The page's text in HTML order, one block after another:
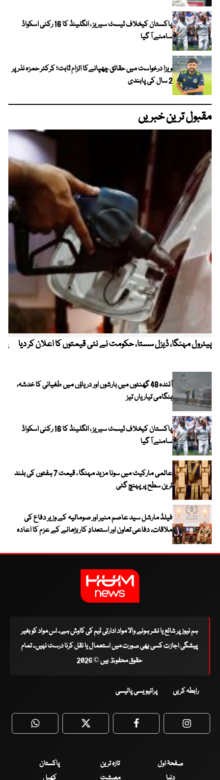
پاکستان کیخلاف ٹیسٹ سیریز ، انگلینڈ کا 16 رکنی اسکواڈ
سامنے آ گیا
ویزا درخواست میں حقائق چھپانےکا الزام ثابت؛ کرکٹر حمزہ نذر پر
2 سال کی پابندی
مقبول ترین خبریں
پیٹرول مہنگا، ڈیزل سستا، حکومت نے نئی قیمتوں کا اعلان کر دیا
آئندہ 48 گھنٹوں میں بارشوں اور دریاؤں میں طغیانی کا خدشہ،
ہنگامی تیاریاں تیز
پاکستان کیخلاف ٹیسٹ سیریز ، انگلینڈ کا 16 رکنی اسکواڈ
سامنے آ گیا
عالمی مارکیٹ میں سونا مزید مہنگا ، قیمت 7 ہفتوں کی بلند
ترین سطح پر پہنچ گئی
فیلڈ مارشل سید عاصم منیر اور صومالیہ کے وزیر دفاع کی
ملاقات، دفاعی تعاون اور استعدادِ کار بڑھانے کے عزم کا اعادہ
ہم نیوز پر شائع یا نشر ہونے والا مواد ادارتی ٹیم کی کاوش ہے۔ اس مواد کو بغیر
پیشگی اجازت کسی بھی صورت میں استعمال یا نقل کرنا درست نہیں۔ تمام
حقوق محفوظ ہیں © 2026
رابطہ کریں پرائیویسی پالیسی
WhatsApp Twitter Facebook
صفحۂ اول تازہ ترین
پاکستان